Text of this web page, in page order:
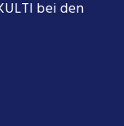
bei den